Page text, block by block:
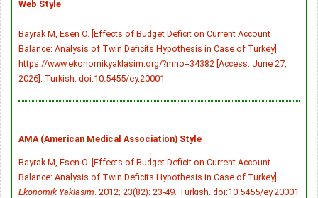
Web Style
Bayrak M, Esen O. [Effects of Budget Deficit on Current Account
Balance: Analysis of Twin Deficits Hypothesis in Case of Turkey].
https://www.ekonomikyaklasim.org/?mno=34382 [Access: June 27,
2026]. Turkish. doi:10.5455/ey.20001
AMA (American Medical Association) Style
Bayrak M, Esen O. [Effects of Budget Deficit on Current Account
Balance: Analysis of Twin Deficits Hypothesis in Case of Turkey].
Ekonomik Yaklasim . 2012; 23(82): 23-49. Turkish. doi:10.5455/ey.20001